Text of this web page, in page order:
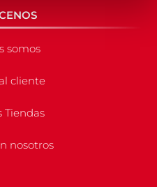
somos
cliente
Tiendas
nosotros